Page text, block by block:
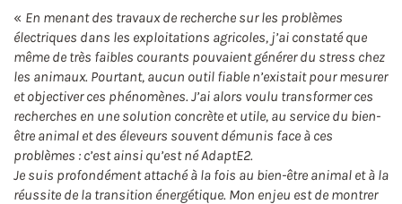
« En menant des travaux de recherche sur les problèmes
électriques dans les exploitations agricoles, j’ai constaté que
même de très faibles courants pouvaient générer du stress chez
les animaux. Pourtant, aucun outil fiable n’existait pour mesurer
et objectiver ces phénomènes. J’ai alors voulu transformer ces
recherches en une solution concrète et utile, au service du bien-
être animal et des éleveurs souvent démunis face à ces
problèmes : c’est ainsi qu’est né AdaptE2.
Je suis profondément attaché à la fois au bien-être animal et à la
réussite de la transition énergétique. Mon enjeu est de montrer